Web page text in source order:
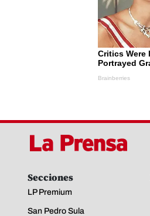
Secciones
LP Premium
San Pedro Sula